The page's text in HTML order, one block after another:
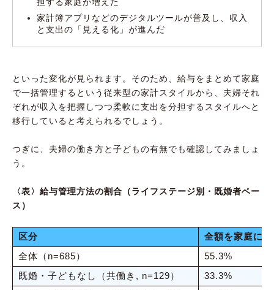
家計簿アプリなどのデジタルツールが普及し、収入
と支出の「見える化」が進んだ
といった変化が見られます。そのため、給与をまとめて家庭
で一括管理するという従来型の家計スタイルから、夫婦それ
ぞれが収入を把握しつつ柔軟に支出を分担するスタイルへと
移行していると考えられるでしょう。
つぎに、夫婦の働き方と子どもの有無でも確認してみましょ
う。
〈表〉給与管理方法の割合（ライフステージ別・既婚者ベー
ス）
区分
全額を家庭に
全体（n=685）
55.3%
既婚・子どもなし（共働き, n=129）
33.3%